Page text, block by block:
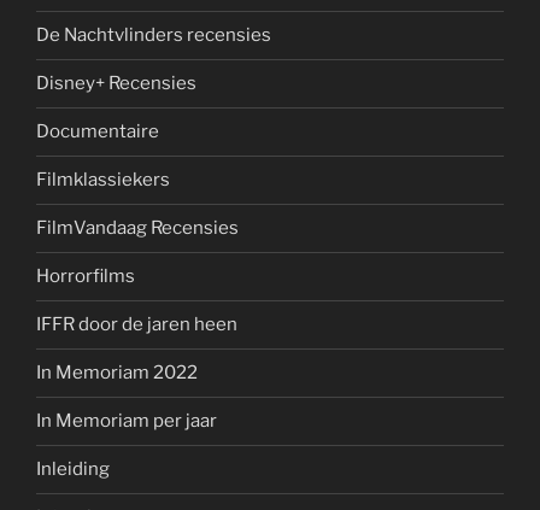
De Nachtvlinders recensies
Disney+ Recensies
Documentaire
Filmklassiekers
FilmVandaag Recensies
Horrorfilms
IFFR door de jaren heen
In Memoriam 2022
In Memoriam per jaar
Inleiding